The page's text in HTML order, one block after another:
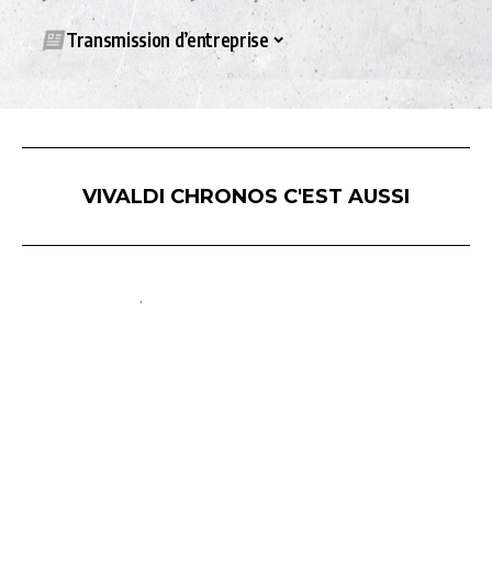
Transmission d’entreprise
VIVALDI CHRONOS C'EST AUSSI